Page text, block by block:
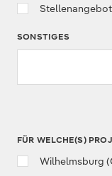
SONSTIGES
FÜR WELCHE(S)
Wilhelmsburg